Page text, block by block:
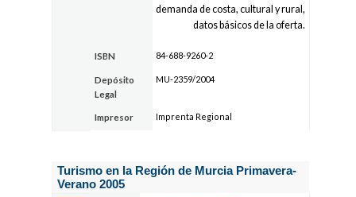
demanda de costa, cultural y rural,
datos básicos de la oferta.
ISBN 84-688-9260-2
Depósito
Legal
MU-2359/2004
Impresor Imprenta Regional
Turismo en la Región de Murcia Primavera-
Verano 2005